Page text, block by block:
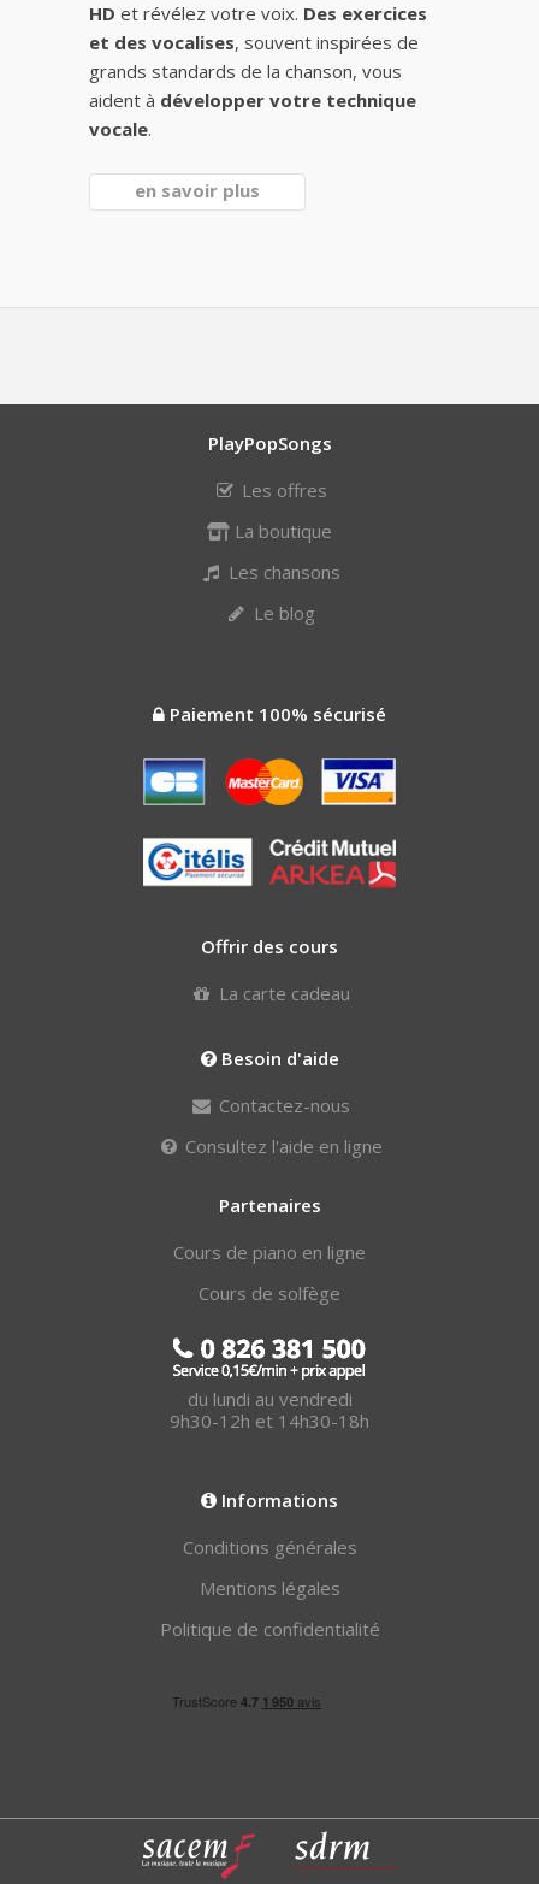
HD et révélez votre voix. Des exercices
et des vocalises, souvent inspirées de
grands standards de la chanson, vous
aident à développer votre technique
vocale.
en savoir plus
PlayPopSongs
Les offres
La boutique
Les chansons
Le blog
Paiement 100% sécurisé
Offrir des cours
La carte cadeau
Besoin d'aide
Contactez-nous
Consultez l'aide en ligne
Partenaires
Cours de piano en ligne
Cours de solfège
du lundi au vendredi
9h30-12h et 14h30-18h
Informations
Conditions générales
Mentions légales
Politique de confidentialité